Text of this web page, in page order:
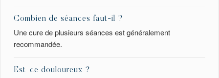
Combien de séances faut-il ?
Une cure de plusieurs séances est généralement
recommandée.
Est-ce douloureux ?